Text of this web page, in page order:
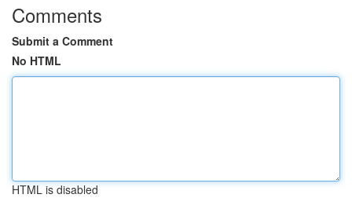
Comments
Submit a Comment
No HTML
HTML is disabled